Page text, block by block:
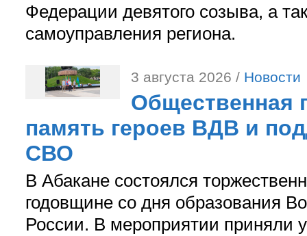
Федерации девятого созыва, а
самоуправления региона.
3 августа 2026 / Новости
Общественная
память героев ВДВ и
СВО
В Абакане состоялся
годовщине со дня образования
России. В мероприятии приняли